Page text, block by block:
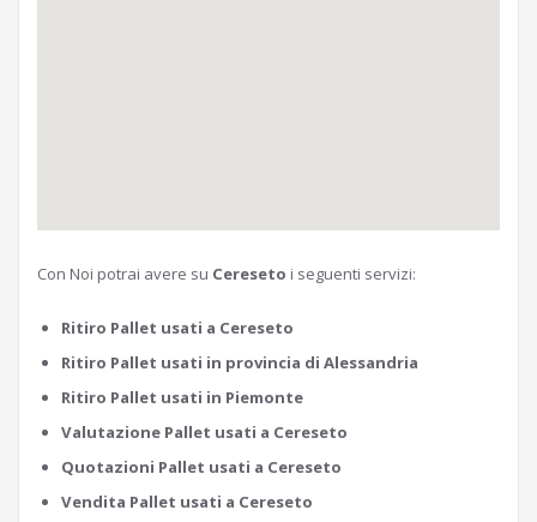
Con Noi potrai avere su Cereseto i seguenti servizi:
Ritiro Pallet usati a Cereseto
Ritiro Pallet usati in provincia di Alessandria
Ritiro Pallet usati in Piemonte
Valutazione Pallet usati a Cereseto
Quotazioni Pallet usati a Cereseto
Vendita Pallet usati a Cereseto